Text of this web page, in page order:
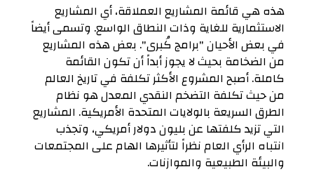
هذه هي قائمة المشاريع العملاقة، أي المشاريع
الاستثمارية للغاية وذات النطاق الواسع. وتسمى أيضاً
في بعض الأحيان "برامج كُبرى". بعض هذه المشاريع
من الضخامة بحيث لا يجوز أبداً أن تكون القائمة
كاملة. أصبح المشروع الأكثر تكلفة في تاريخ العالم
من حيث تكلفة التضخم النقدي المعدل هو نظام
الطرق السريعة بالولايات المتحدة الأمريكية. المشاريع
التي تزيد كلفتها عن بليون دولار أمريكي، وتجذب
انتباه الرأي العام نظراً لتأثيرها الهام على المجتمعات
والبيئة الطبيعية والموازنات.